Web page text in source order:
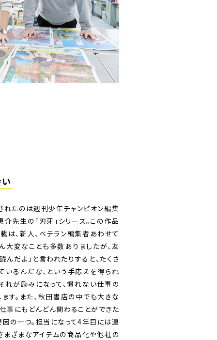
たのは週刊少年チャンピオン編集
先生の「刃牙」シリーズ。この作品
は、新人、ベテラン編集者あわせて
大変なことも多数ありましたが、友
んだよ」と言われたりすると、たくさ
いるんだな、という手応えを得られ
れが励みになって、慣れない仕事の
す。また、秋田書店の中でも大きな
事にもどんどん関わることができた
因の一つ。担当になって4年目には連
ざまなアイテムの商品化や他社の